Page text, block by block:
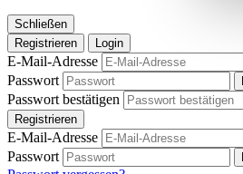
Schließen
Registrieren
Login
E-Mail-Adresse
Passwort
Passwort bestätigen
Registrieren
E-Mail-Adresse
Passwort